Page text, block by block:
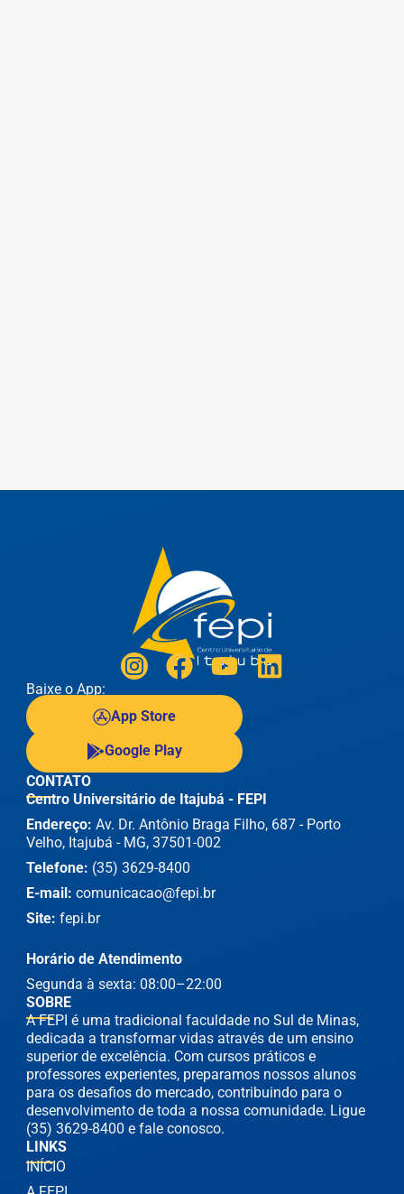
Baixe o App:
App Store
Google Play
SOBRE
A FEPI é uma tradicional faculdade no Sul de Minas,
dedicada a transformar vidas através de um ensino
superior de excelência. Com cursos práticos e
professores experientes, preparamos nossos alunos
para os desafios do mercado, contribuindo para o
desenvolvimento de toda a nossa comunidade. Ligue
(35) 3629-8400 e fale conosco.
LINKS
INÍCIO
CONTATO
Centro Universitário de Itajubá - FEPI
Endereço: Av. Dr. Antônio Braga Filho, 687 - Porto
Velho, Itajubá - MG, 37501-002
Telefone: (35) 3629-8400
E-mail: comunicacao@fepi.br
Site: fepi.br
Horário de Atendimento
Segunda à sexta: 08:00–22:00